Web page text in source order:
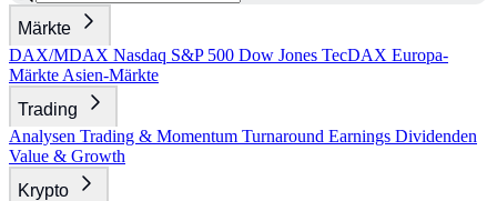
Märkte
DAX/MDAX Nasdaq S&P 500 Dow Jones TecDAX Europa-
Märkte Asien-Märkte
Trading
Analysen Trading & Momentum Turnaround Earnings Dividenden
Value & Growth
Krypto